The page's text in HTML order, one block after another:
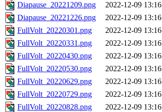
Diapause_20221209.png
2022-12-09 13:16
Diapause_20221226.png
2022-12-09 13:16
FullVolt_20220301.png
2022-12-09 13:16
FullVolt_20220331.png
2022-12-09 13:16
FullVolt_20220430.png
2022-12-09 13:16
FullVolt_20220530.png
2022-12-09 13:16
FullVolt_20220629.png
2022-12-09 13:16
FullVolt_20220729.png
2022-12-09 13:16
FullVolt_20220828.png
2022-12-09 13:16